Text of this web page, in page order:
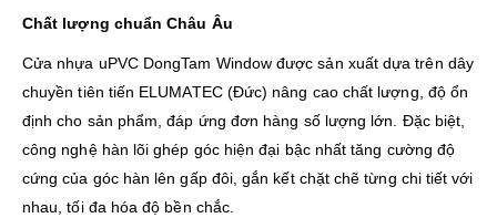
Chất lượng chuẩn Châu Âu
Cửa nhựa uPVC DongTam Window được sản xuất dựa trên dây
chuyền tiên tiến ELUMATEC (Đức) nâng cao chất lượng, độ ổn
định cho sản phẩm, đáp ứng đơn hàng số lượng lớn. Đặc biệt,
công nghệ hàn lõi ghép góc hiện đại bậc nhất tăng cường độ
cứng của góc hàn lên gấp đôi, gắn kết chặt chẽ từng chi tiết với
nhau, tối đa hóa độ bền chắc.